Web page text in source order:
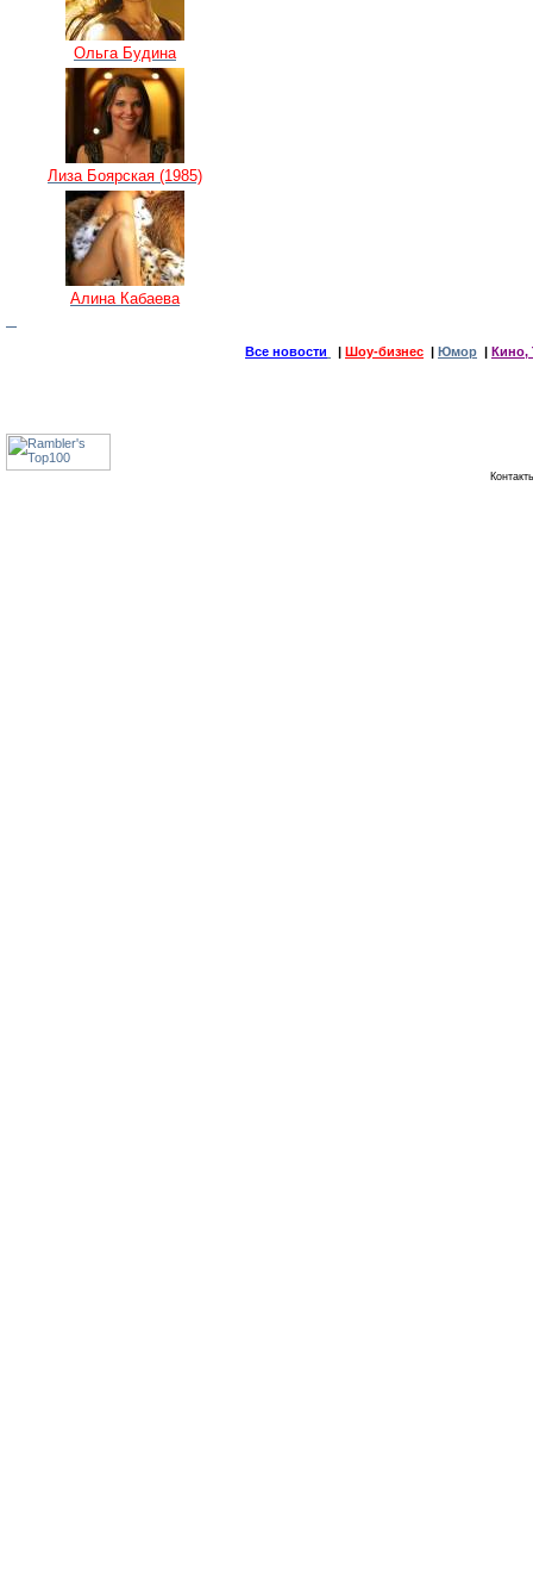
Ольга Будина
Лиза Боярская (1985)
Алина Кабаева
Все новости Шоу-бизнес Юмор Кино,